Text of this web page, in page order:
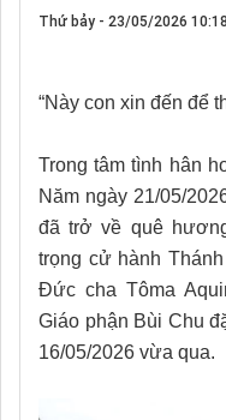
Thứ bảy - 23/05/2026 10:18
“Này con xin đến để
Trong tâm tình hân
Năm ngày 21/05/
đã trở về quê
trọng cử hành
Đức cha Tôma
Giáo phận Bùi Chu
16/05/2026 vừa qua.